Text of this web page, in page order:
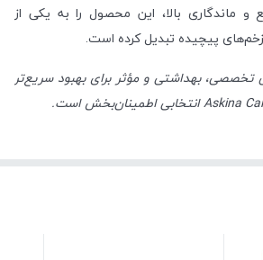
و ماندگاری بالا، این محصول را به یکی از
زخم‌های پیچیده تبدیل کرده است.
تخصصی، بهداشتی و مؤثر برای بهبود سریع‌تر